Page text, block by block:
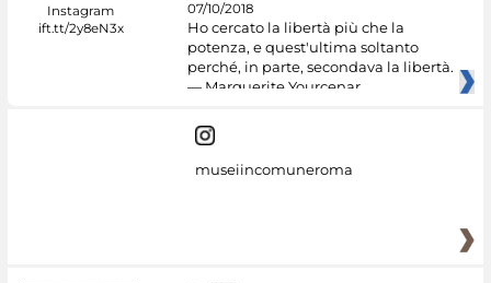
07/10/2018
Ho cercato la libertà più che la
potenza, e quest'ultima soltanto
perché, in parte, secondava la libertà.
— Marguerite Yourcenar
museiincomuneroma